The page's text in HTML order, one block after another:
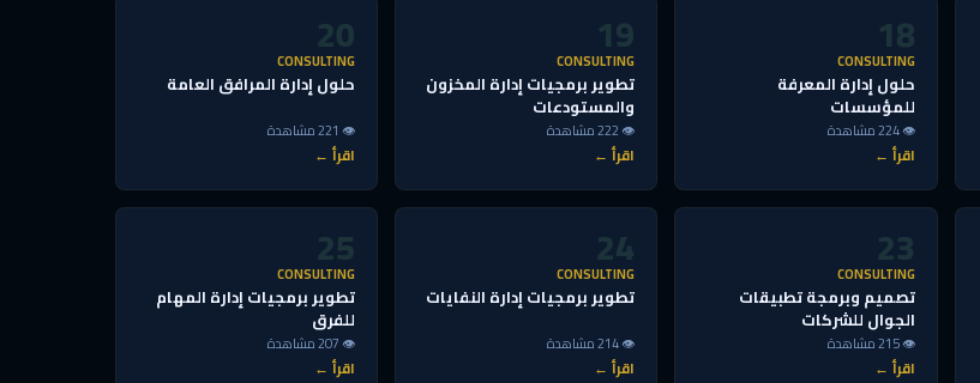
18
CONSULTING
حلول إدارة المعرفة
للمؤسسات
👁 224 مشاهدة
اقرأ ←
19
CONSULTING
تطوير برمجيات إدارة المخزون
والمستودعات
👁 222 مشاهدة
اقرأ ←
20
CONSULTING
حلول إدارة المرافق العامة
👁 221 مشاهدة
اقرأ ←
23
CONSULTING
تصميم وبرمجة تطبيقات
الجوال للشركات
👁 215 مشاهدة
اقرأ ←
24
CONSULTING
تطوير برمجيات إدارة النفايات
👁 214 مشاهدة
اقرأ ←
25
CONSULTING
تطوير برمجيات إدارة المهام
للفرق
👁 207 مشاهدة
اقرأ ←